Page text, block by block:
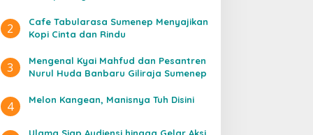
2
Cafe Tabularasa Sumenep Menyajikan
Kopi Cinta dan Rindu
3
Mengenal Kyai Mahfud dan Pesantren
Nurul Huda Banbaru Giliraja Sumenep
4 Melon Kangean, Manisnya Tuh Disini